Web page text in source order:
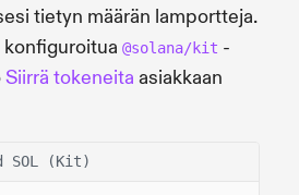
tietyn määrän lamportteja.
@solana/kit -
Siirrä tokeneita asiakkaan
SOL (Kit)